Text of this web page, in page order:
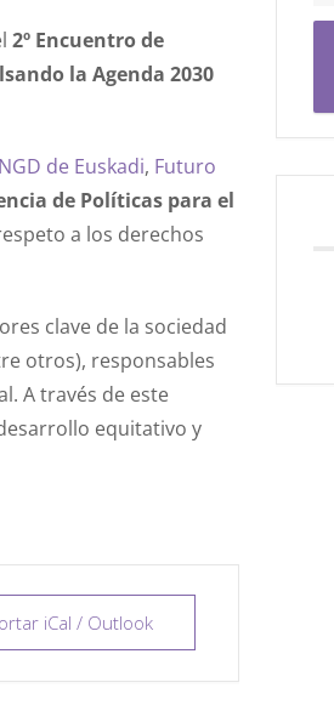
2º Encuentro de
la Agenda 2030
de Euskadi, Futuro
de Políticas para el
a los derechos
clave de la sociedad
otros), responsables
A través de este
equitativo y
iCal / Outlook